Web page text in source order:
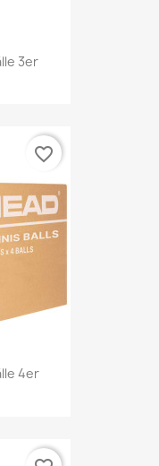
3er
4er
favorite_border